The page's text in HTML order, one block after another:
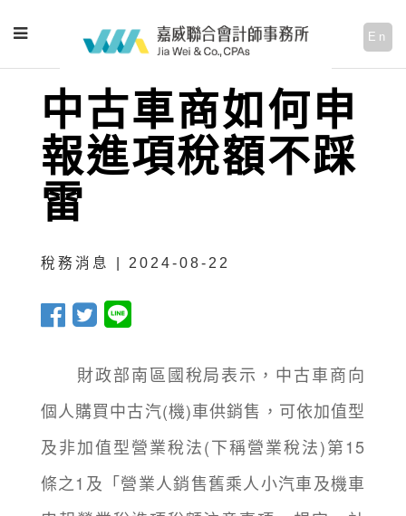
En
中古車商如何申
報進項稅額不踩
雷
稅務消息 | 2024-08-22
財政部南區國稅局表示，中古車商向
個人購買中古汽(機)車供銷售，可依加值型
及非加值型營業稅法(下稱營業稅法)第15
條之1及「營業人銷售舊乘人小汽車及機車